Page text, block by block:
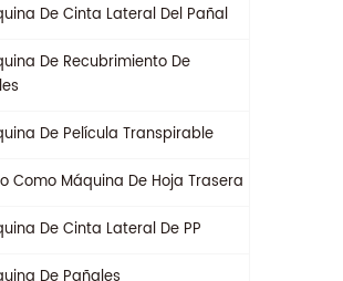
De Cinta Lateral Del Pañal
De Recubrimiento De
De Película Transpirable
Como Máquina De Hoja Trasera
De Cinta Lateral De PP